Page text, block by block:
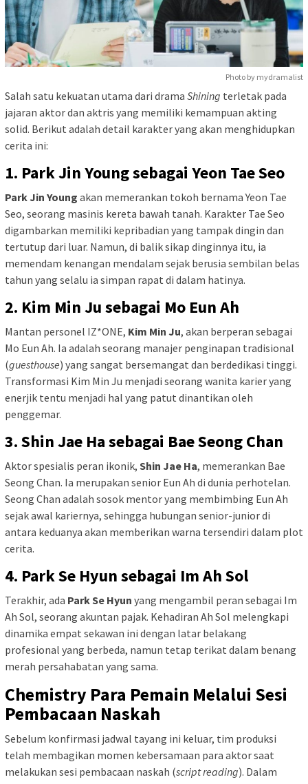
Photo by mydramalist
Salah satu kekuatan utama dari drama Shining terletak pada
jajaran aktor dan aktris yang memiliki kemampuan akting
solid. Berikut adalah detail karakter yang akan menghidupkan
cerita ini:
1. Park Jin Young sebagai Yeon Tae Seo
Park Jin Young akan memerankan tokoh bernama Yeon Tae
Seo, seorang masinis kereta bawah tanah. Karakter Tae Seo
digambarkan memiliki kepribadian yang tampak dingin dan
tertutup dari luar. Namun, di balik sikap dinginnya itu, ia
memendam kenangan mendalam sejak berusia sembilan belas
tahun yang selalu ia simpan rapat di dalam hatinya.
2. Kim Min Ju sebagai Mo Eun Ah
Mantan personel IZ*ONE, Kim Min Ju, akan berperan sebagai
Mo Eun Ah. Ia adalah seorang manajer penginapan tradisional
(guesthouse) yang sangat bersemangat dan berdedikasi tinggi.
Transformasi Kim Min Ju menjadi seorang wanita karier yang
enerjik tentu menjadi hal yang patut dinantikan oleh
penggemar.
3. Shin Jae Ha sebagai Bae Seong Chan
Aktor spesialis peran ikonik, Shin Jae Ha, memerankan Bae
Seong Chan. Ia merupakan senior Eun Ah di dunia perhotelan.
Seong Chan adalah sosok mentor yang membimbing Eun Ah
sejak awal kariernya, sehingga hubungan senior-junior di
antara keduanya akan memberikan warna tersendiri dalam plot
cerita.
4. Park Se Hyun sebagai Im Ah Sol
Terakhir, ada Park Se Hyun yang mengambil peran sebagai Im
Ah Sol, seorang akuntan pajak. Kehadiran Ah Sol melengkapi
dinamika empat sekawan ini dengan latar belakang
profesional yang berbeda, namun tetap terikat dalam benang
merah persahabatan yang sama.
Chemistry Para Pemain Melalui Sesi
Pembacaan Naskah
Sebelum konfirmasi jadwal tayang ini keluar, tim produksi
telah membagikan momen kebersamaan para aktor saat
melakukan sesi pembacaan naskah (script reading). Dalam